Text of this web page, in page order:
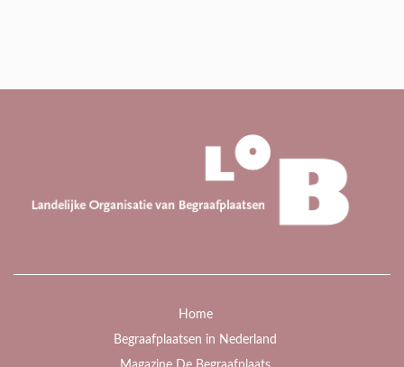
Home
Begraafplaatsen in Nederland